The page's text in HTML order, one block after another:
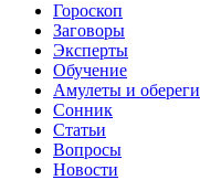
Гороскоп
Заговоры
Эксперты
Обучение
Амулеты и обереги
Сонник
Статьи
Вопросы
Новости